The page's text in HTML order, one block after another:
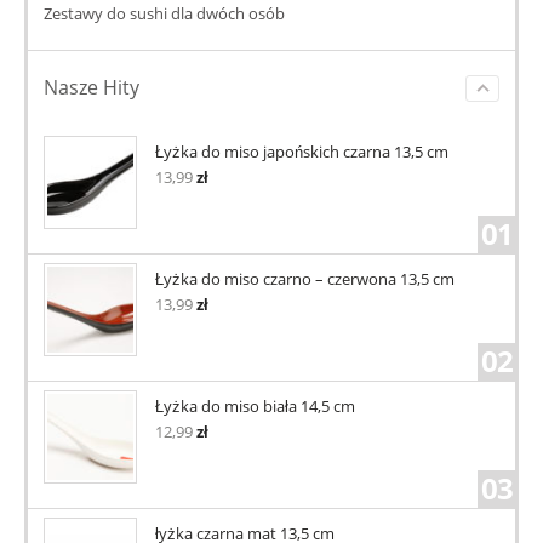
Zestawy do sushi dla dwóch osób
Nasze Hity
Łyżka do miso japońskich czarna 13,5 cm
13,99zł
01
Łyżka do miso czarno – czerwona 13,5 cm
13,99zł
02
Łyżka do miso biała 14,5 cm
12,99zł
03
łyżka czarna mat 13,5 cm